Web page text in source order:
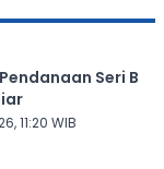
Seri B
11:20 WIB